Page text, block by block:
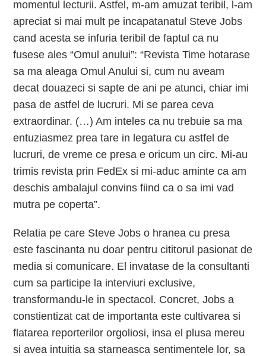
momentul lecturii. Astfel, m-am amuzat teribil, l-am
apreciat si mai mult pe incapatanatul Steve Jobs
cand acesta se infuria teribil de faptul ca nu
fusese ales “Omul anului”: “Revista Time hotarase
sa ma aleaga Omul Anului si, cum nu aveam
decat douazeci si sapte de ani pe atunci, chiar imi
pasa de astfel de lucruri. Mi se parea ceva
extraordinar. (…) Am inteles ca nu trebuie sa ma
entuziasmez prea tare in legatura cu astfel de
lucruri, de vreme ce presa e oricum un circ. Mi-au
trimis revista prin FedEx si mi-aduc aminte ca am
deschis ambalajul convins fiind ca o sa imi vad
mutra pe coperta”.
Relatia pe care Steve Jobs o hranea cu presa
este fascinanta nu doar pentru cititorul pasionat de
media si comunicare. El invatase de la consultanti
cum sa participe la interviuri exclusive,
transformandu-le in spectacol. Concret, Jobs a
constientizat cat de importanta este cultivarea si
flatarea reporterilor orgoliosi, insa el plusa mereu
si avea intuitia sa starneasca sentimentele lor, sa